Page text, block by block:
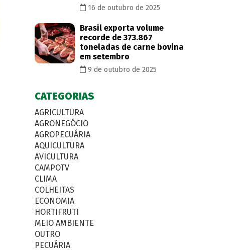
16 de outubro de 2025
Brasil exporta volume
recorde de 373.867
toneladas de carne bovina
em setembro
9 de outubro de 2025
CATEGORIAS
AGRICULTURA
AGRONEGÓCIO
AGROPECUÁRIA
AQUICULTURA
AVICULTURA
CAMPOTV
CLIMA
COLHEITAS
ECONOMIA
HORTIFRUTI
MEIO AMBIENTE
OUTRO
PECUÁRIA